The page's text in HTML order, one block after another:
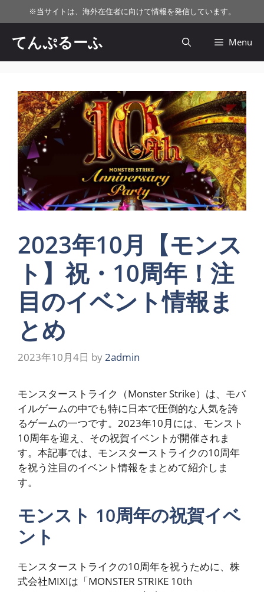
ン
ツ
※当サイトは、海外在住者に向けて情報を発信しています。
てんぷるーふ Menu
2023年10月【モンス
ト】祝・10周年！注
目のイベント情報ま
とめ
2023年10月4日 by2admin
モンスターストライク（Monster Strike）は、モバ
イルゲームの中でも特に日本で圧倒的な人気を誇
るゲームの一つです。2023年10月には、モンスト
10周年を迎え、その祝賀イベントが開催されま
す。本記事では、モンスターストライクの10周年
を祝う注目のイベント情報をまとめて紹介しま
す。
モンスト 10周年の祝賀イベ
ント
モンスターストライクの10周年を祝うために、株
式会社MIXIは「MONSTER STRIKE 10th